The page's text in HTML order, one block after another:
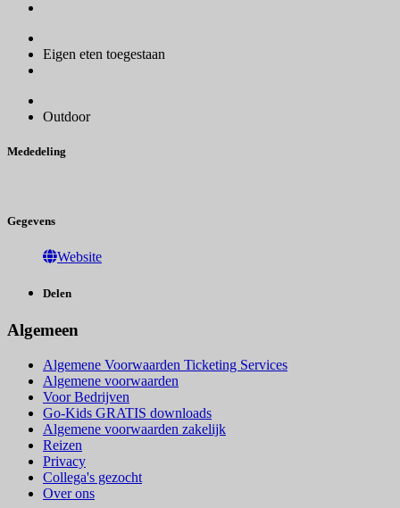
Eigen eten toegestaan
Outdoor
Mededeling
Gegevens
Website
Delen
Algemeen
Algemene Voorwaarden Ticketing Services
Algemene voorwaarden
Voor Bedrijven
Go-Kids GRATIS downloads
Algemene voorwaarden zakelijk
Reizen
Privacy
Collega's gezocht
Over ons